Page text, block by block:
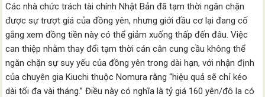
Các nhà chức trách tài chính Nhật Bản đã tạm thời ngăn chặn
được sự trượt giá của đồng yên, nhưng giới đầu cơ lại đang cố
gắng xem đồng tiền này có thể giảm xuống thấp đến đâu. Việc
can thiệp nhằm thay đổi tạm thời cán cân cung cầu không thể
ngăn chặn sự suy yếu của đồng yên trong dài hạn, với nhận định
của chuyên gia Kiuchi thuộc Nomura rằng “hiệu quả sẽ chỉ kéo
dài tối đa vài tháng.” Điều này có nghĩa là tỷ giá 160 yên/đô la có